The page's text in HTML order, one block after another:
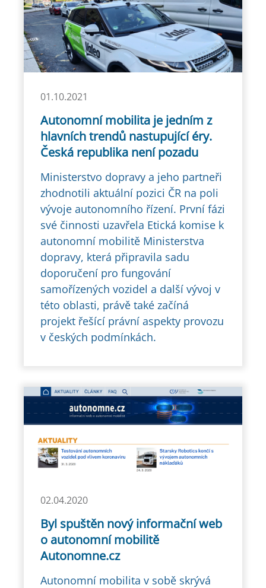
01.10.2021
Autonomní mobilita je jedním z
hlavních trendů nastupující éry.
Česká republika není pozadu
Ministerstvo dopravy a jeho partneři
zhodnotili aktuální pozici ČR na poli
vývoje autonomního řízení. První fázi
své činnosti uzavřela Etická komise k
autonomní mobilitě Ministerstva
dopravy, která připravila sadu
doporučení pro fungování
samořízených vozidel a další vývoj v
této oblasti, právě také začíná
projekt řešící právní aspekty provozu
v českých podmínkách.
02.04.2020
Byl spuštěn nový informační web
o autonomní mobilitě
Autonomne.cz
Autonomní mobilita v sobě skrývá